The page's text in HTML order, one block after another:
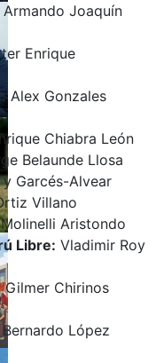
Armando Joaquín
Enrique
Alex Gonzales
Chiabra León
Belaunde Llosa
Garcés-Alvear
Villano
Aristondo
Libre: Vladimir Roy
Chirinos
López